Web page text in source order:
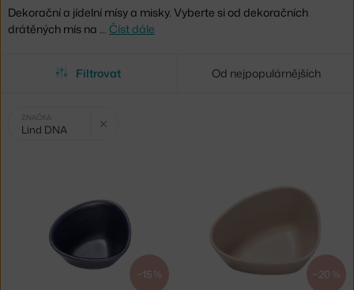
Dekorační a jídelní mísy a misky. Vyberte si od dekoračních
drátěných mís na … Číst dále
Filtrovat Od nejpopulárnějších
Vybrané
filtry:
ZNAČKA
Lind DNA
−15 % −20 %